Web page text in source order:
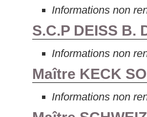
Informations non
S.C.P DEISS B.
Informations non
Maître KECK
Informations non